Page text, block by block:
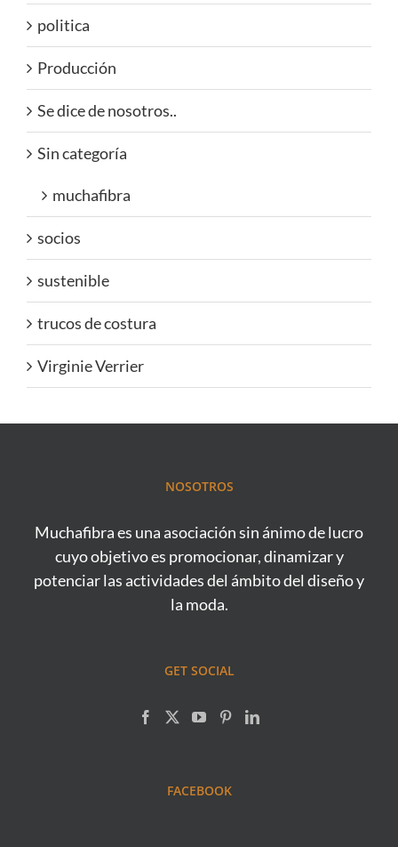
politica
Producción
Se dice de nosotros..
Sin categoría
muchafibra
socios
sustenible
trucos de costura
Virginie Verrier
NOSOTROS
Muchafibra es una asociación sin ánimo de lucro
cuyo objetivo es promocionar, dinamizar y
potenciar las actividades del ámbito del diseño y
la moda.
GET SOCIAL
FACEBOOK